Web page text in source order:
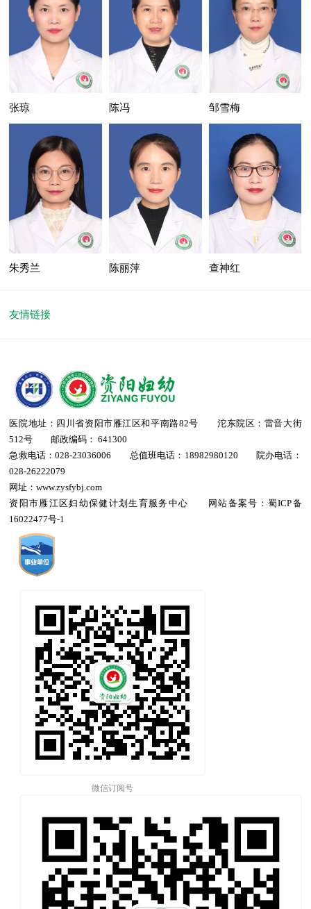
张琼
副主任医师
陈冯
副主任医师
邹雪梅
副主任医师
朱秀兰
陈丽萍
查神红
友情链接
医院地址：四川省资阳市雁江区和平南路82号 沱东院区：雷音大街
512号 邮政编码： 641300
急救电话：028-23036006 总值班电话：18982980120 院办电话：
028-26222079
网址：www.zysfybj.com
资阳市雁江区妇幼保健计划生育服务中心 网站备案号： 蜀ICP备
16022477号-1
微信订阅号